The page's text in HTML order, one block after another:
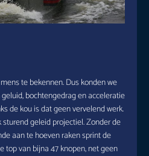
te bekennen. Dus konden we
bochtengedrag en acceleratie
de kou is dat geen vervelend werk.
geleid projectiel. Zonder de
aan te hoeven raken sprint de
top van bijna 47 knopen, net geen